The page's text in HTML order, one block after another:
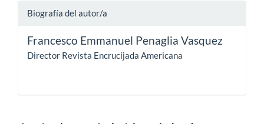
Biografía del autor/a
Francesco Emmanuel Penaglia Vasquez
Director Revista Encrucijada Americana